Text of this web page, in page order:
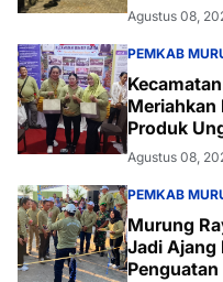
Agustus 08,
PEMKAB
Meriahkan
Produk
Agustus 08,
PEMKAB
Murung
Jadi Ajang